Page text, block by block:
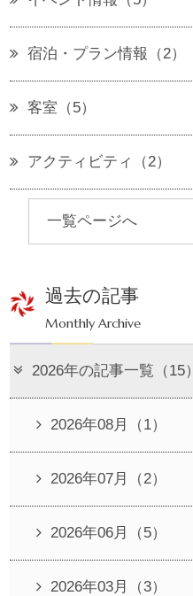
宿泊・プラン情報（2）
客室（5）
アクティビティ（2）
一覧ページへ
過去の記事
Monthly Archive
2026年の記事一覧（15）
2026年08月（1）
2026年07月（2）
2026年06月（5）
2026年03月（3）